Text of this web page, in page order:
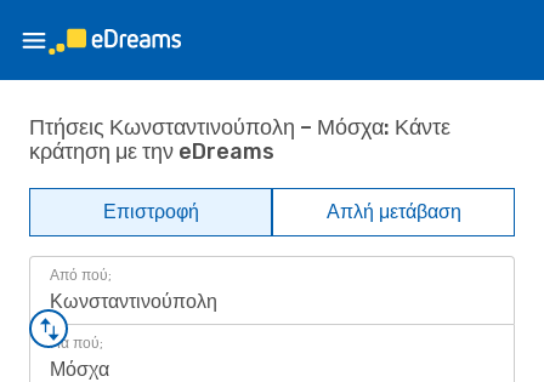
Πτήσεις Κωνσταντινούπολη – Μόσχα: Κάντε
κράτηση με την eDreams
Επιστροφή Απλή μετάβαση
Από πού;
Κωνσταντινούπολη
Για πού;
Μόσχα